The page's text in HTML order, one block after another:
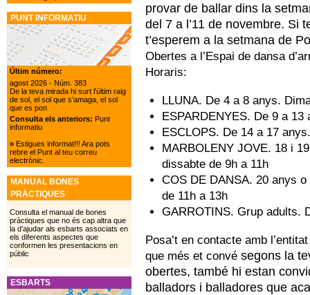
provar de ballar dins la
del 7 a l’11 de novembre. Si
t’esperem a la setmana de
Obertes a l’Espai de dansa
Horaris:
LLUNA. De 4 a 8 anys.
ESPARDENYES. De 9 a
ESCLOPS. De 14 a 17
MARBOLENY JOVE. 18 i
dissabte de 9h a 11h
COS DE DANSA. 20 anys
de 11h a 13h
GARROTINS. Grup adults.
Posa’t en contacte amb
que més et convé segons la
obertes, també hi estan
balladors i balladores que
PUNT INFORMATIU
Últim número:
agost 2026 - Núm. 383
De la teva mirada hi surt l'últim raig
de sol, el sol que s’amaga, el sol
que es pon
Consulta els anteriors: Punt
informatiu
»Estigues informat!!! Ara pots
rebre el Punt al teu correu
electrònic.
MANUAL BONES
PRÀCTIQUES
Consulta el manual de bones
pràctiques que no és cap altra que
la d’ajudar als esbarts associats en
els diferents aspectes que
conformen les presentacions en
públic
ESBARTS